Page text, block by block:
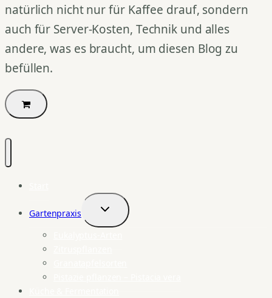
natürlich nicht nur für Kaffee drauf, sondern
auch für Server-Kosten, Technik und alles
andere, was es braucht, um diesen Blog zu
befüllen.
Gartenpraxis
Untermenü
umschalten